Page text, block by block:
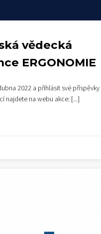
vědecká
ERGONOMIE
2022 a přihlásit své
najdete na webu akce: [...]